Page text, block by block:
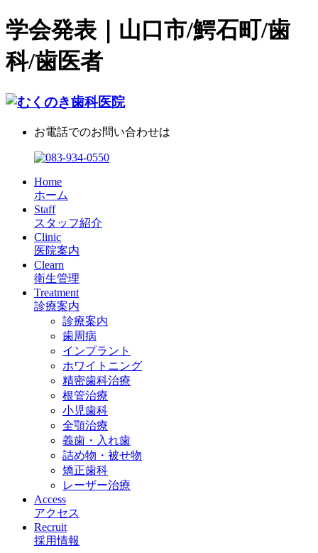
学会発表｜山口市/鰐石町/歯
科/歯医者
お電話でのお問い合わせは
Home
ホーム
Staff
スタッフ紹介
Clinic
医院案内
Clearn
衛生管理
Treatment
診療案内
診療案内
歯周病
インプラント
ホワイトニング
精密歯科治療
根管治療
小児歯科
全顎治療
義歯・入れ歯
詰め物・被せ物
矯正歯科
レーザー治療
Access
アクセス
Recruit
採用情報